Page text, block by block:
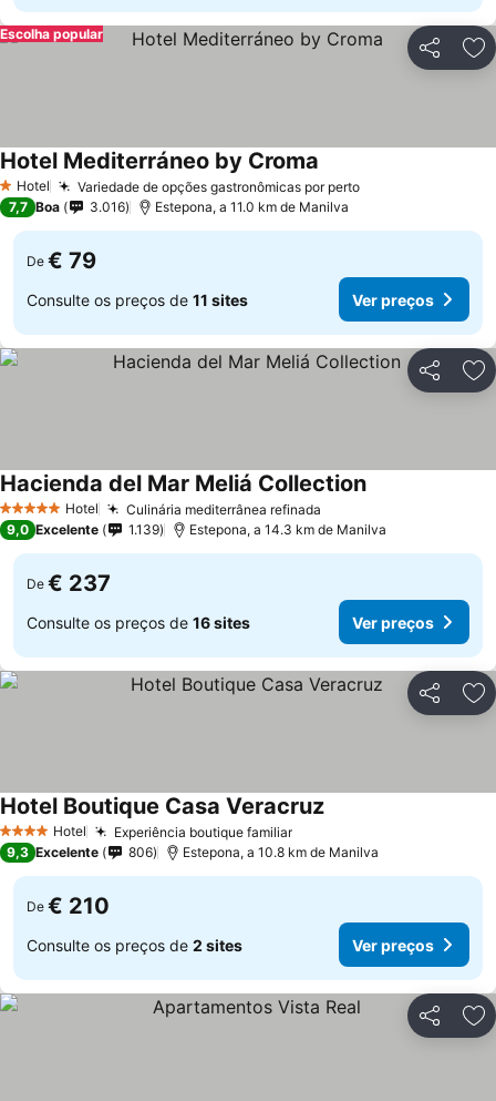
Partilhar
Escolha popular
1 Estrelas
Hotel Variedade de opções gastronômicas por pertoVer preços
Hotel Mediterráneo by Croma
7,7 Boa 3.016 Estepona, a 11.0 km de Manilva
De € 79
Consulte os preços de 11 sites Ver preços
Partilhar
5 Estrelas Hotel Culinária mediterrânea refinada
Hacienda del Mar Meliá CollectionVer preços
9,0 Excelente 1.139 Estepona, a 14.3 km de Manilva
De € 237
Consulte os preços de 16 sites Ver preços
Partilhar
4 EstrelasHotel Experiência boutique familiarVer preços
Hotel Boutique Casa VeracruzVer preços
9,3 Excelente 806 Estepona, a 10.8 km de Manilva
De € 210
Consulte os preços de 2 sites Ver preços
Partilhar